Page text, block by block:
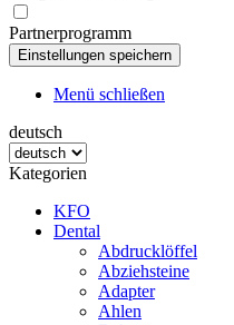
Partnerprogramm
Menü schließen
deutsch
Kategorien
KFO
Dental
Abdrucklöffel
Abziehsteine
Adapter
Ahlen